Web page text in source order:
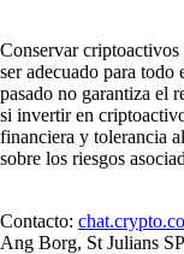
Conservar
ser adecuado para
pasado no garantiza el
si invertir en
financiera y tolerancia
sobre los riesgos
Contacto:
Ang Borg, St Julians